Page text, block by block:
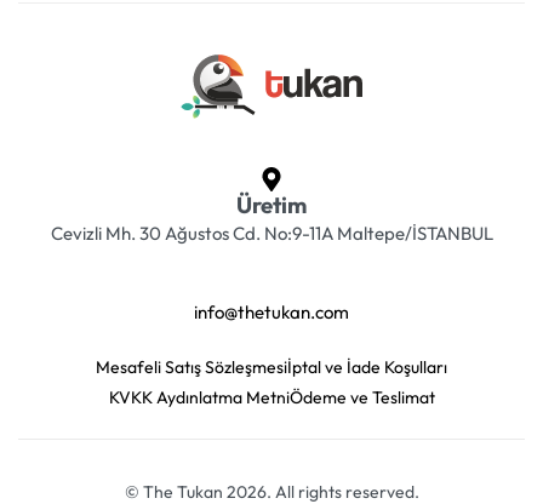
Üretim
Cevizli Mh. 30 Ağustos Cd. No:9-11A Maltepe/İSTANBUL
info@thetukan.com
Mesafeli Satış Sözleşmesiİptal ve İade Koşulları
KVKK Aydınlatma MetniÖdeme ve Teslimat
© The Tukan 2026. All rights reserved.